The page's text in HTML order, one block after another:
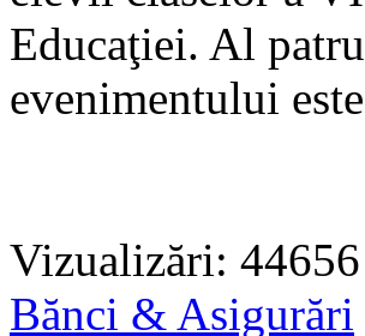
Educaţiei. Al
evenimentului
Vizualizări: 44656
Bănci & Asigurări